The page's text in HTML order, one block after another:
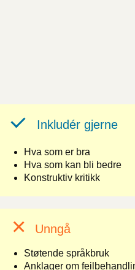
Inkludér gjerne
Hva som er bra
Hva som kan bli bedre
Konstruktiv kritikk
Unngå
Støtende språkbruk
Anklager om